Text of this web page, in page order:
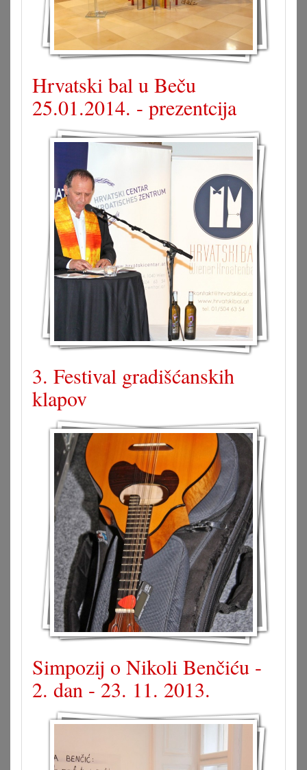
Hrvatski bal u Beču
25.01.2014. - prezentcija
3. Festival gradišćanskih
klapov
Simpozij o Nikoli Benčiću -
2. dan - 23. 11. 2013.